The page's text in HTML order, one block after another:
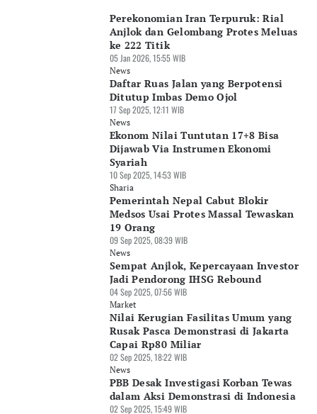
Perekonomian Iran Terpuruk: Rial
Anjlok dan Gelombang Protes Meluas
ke 222 Titik
05 Jan 2026, 15:55 WIB
News
Daftar Ruas Jalan yang Berpotensi
Ditutup Imbas Demo Ojol
17 Sep 2025, 12:11 WIB
News
Ekonom Nilai Tuntutan 17+8 Bisa
Dijawab Via Instrumen Ekonomi
Syariah
10 Sep 2025, 14:53 WIB
Sharia
Pemerintah Nepal Cabut Blokir
Medsos Usai Protes Massal Tewaskan
19 Orang
09 Sep 2025, 08:39 WIB
News
Sempat Anjlok, Kepercayaan Investor
Jadi Pendorong IHSG Rebound
04 Sep 2025, 07:56 WIB
Market
Nilai Kerugian Fasilitas Umum yang
Rusak Pasca Demonstrasi di Jakarta
Capai Rp80 Miliar
02 Sep 2025, 18:22 WIB
News
PBB Desak Investigasi Korban Tewas
dalam Aksi Demonstrasi di Indonesia
02 Sep 2025, 15:49 WIB